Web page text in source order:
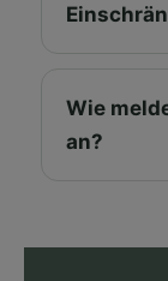
Wie
an?